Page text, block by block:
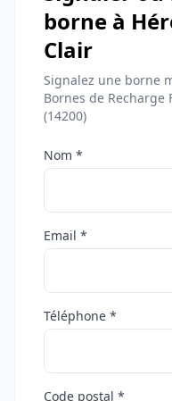
borne à
Clair
Signalez une borne
Bornes de Recharge
(14200)
Nom *
Email *
Téléphone *
Code postal *